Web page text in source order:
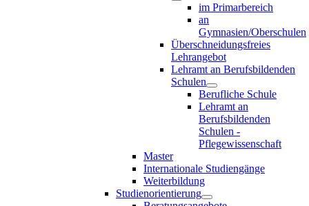
im Primarbereich
an
Gymnasien/Oberschulen
Überschneidungsfreies
Lehrangebot
Lehramt an Berufsbildenden
Schulen
Berufliche Schule
Lehramt an
Berufsbildenden
Schulen -
Pflegewissenschaft
Master
Internationale Studiengänge
Weiterbildung
Studienorientierung